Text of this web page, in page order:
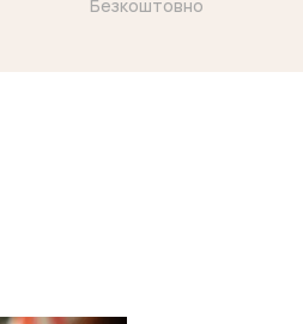
Безкоштовно